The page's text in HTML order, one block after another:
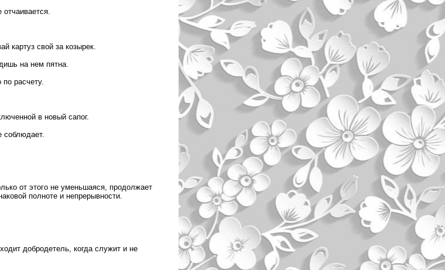
картуз свой за козырек.
на нем пятна.
расчету.
в новый сапог.
соблюдает.
от этого не уменьшаяся, продолжает
полноте и непрерывности.
добродетель, когда служит и не